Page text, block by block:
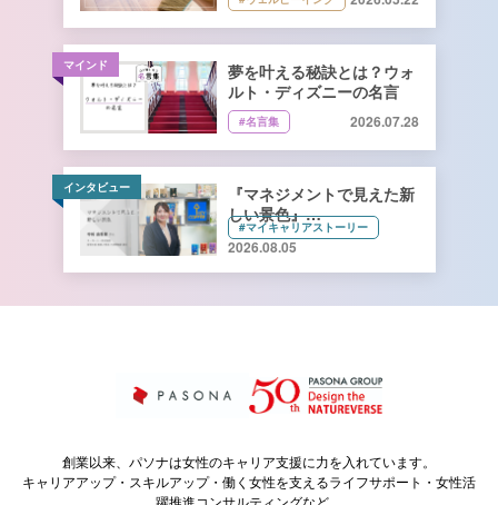
マインド
夢を叶える秘訣とは？ウォ
ルト・ディズニーの名言
#名言集 2026.07.28
インタビュー
『マネジメントで見えた新
しい景色』
キーコーヒー株式会社 管理
本部 総務人事部 人財開発
課長 寺﨑由香里さん【前
#マイキャリアストーリー
2026.08.05
創業以来、パソナは女性のキャリア支援に力を入れています。
キャリアアップ・スキルアップ・働く女性を支えるライフサポート・女性活
躍推進コンサルティングなど、